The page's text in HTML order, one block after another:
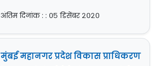
अंतिम दिनांक : : ०५ डिसेंबर २०२०
मुंबई महानगर प्रदेश विकास प्राधिकरण